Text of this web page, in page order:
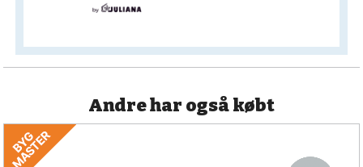
Andre har også købt